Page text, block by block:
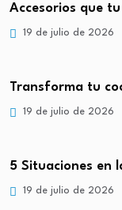
Accesorios que
19 de julio de 2026
Transforma tu
19 de julio de 2026
5 Situaciones en
19 de julio de 2026